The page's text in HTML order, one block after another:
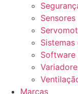
Sensores
Software
Marcas